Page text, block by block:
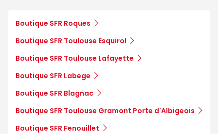
Boutique SFR Roques
Boutique SFR Toulouse Esquirol
Boutique SFR Toulouse Lafayette
Boutique SFR Labege
Boutique SFR Blagnac
Boutique SFR Toulouse Gramont Porte d'Albigeois
Boutique SFR Fenouillet